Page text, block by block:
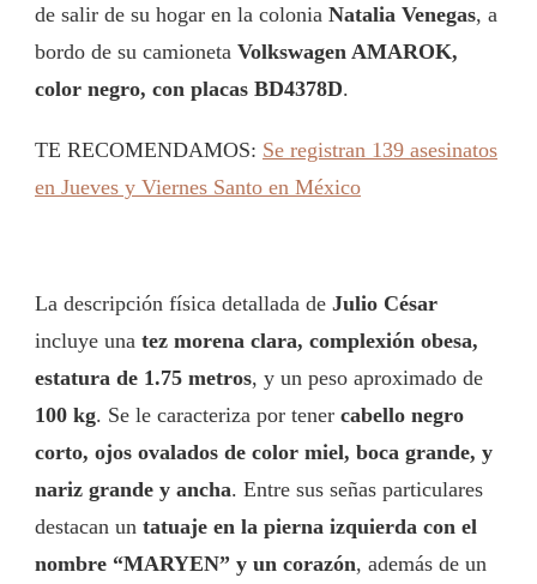
de salir de su hogar en la colonia Natalia Venegas, a
bordo de su camioneta Volkswagen AMAROK,
color negro, con placas BD4378D.
TE RECOMENDAMOS: Se registran 139 asesinatos
en Jueves y Viernes Santo en México
La descripción física detallada de Julio César
incluye una tez morena clara, complexión obesa,
estatura de 1.75 metros, y un peso aproximado de
100 kg. Se le caracteriza por tener cabello negro
corto, ojos ovalados de color miel, boca grande, y
nariz grande y ancha. Entre sus señas particulares
destacan un tatuaje en la pierna izquierda con el
nombre “MARYEN” y un corazón, además de un